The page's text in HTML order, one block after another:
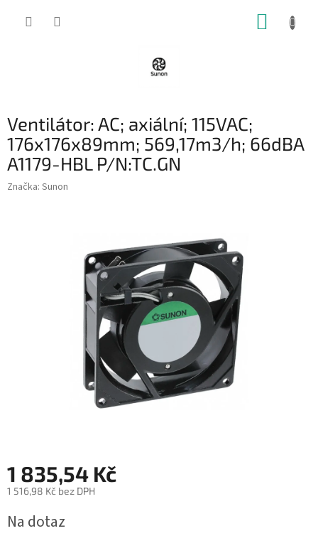
Ventilátor: AC; axiální; 115VAC;
176x176x89mm; 569,17m3/h; 66dBA
A1179-HBL P/N:TC.GN
Značka: Sunon
1 835,54 Kč
1 516,98 Kč bez DPH
cena:
Na dotaz